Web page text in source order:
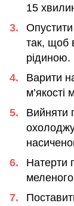
15
так, щоб
рідиною.
Варити
м’якості
Вийняти
Натерти